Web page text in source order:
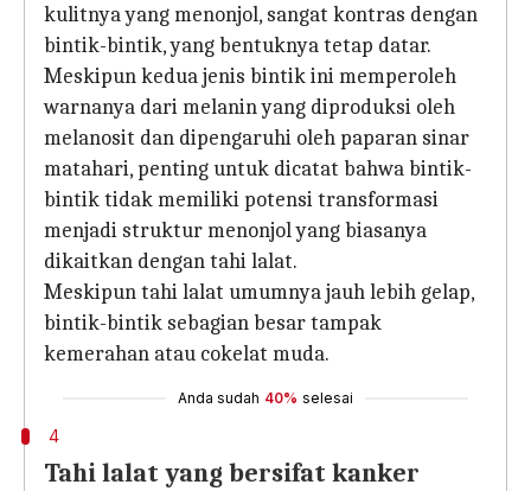
kulitnya yang menonjol, sangat kontras dengan
bintik-bintik, yang bentuknya tetap datar.
Meskipun kedua jenis bintik ini memperoleh
warnanya dari melanin yang diproduksi oleh
melanosit dan dipengaruhi oleh paparan sinar
matahari, penting untuk dicatat bahwa bintik-
bintik tidak memiliki potensi transformasi
menjadi struktur menonjol yang biasanya
dikaitkan dengan tahi lalat.
Meskipun tahi lalat umumnya jauh lebih gelap,
bintik-bintik sebagian besar tampak
kemerahan atau cokelat muda.
Anda sudah 40% selesai
4
Tahi lalat yang bersifat kanker